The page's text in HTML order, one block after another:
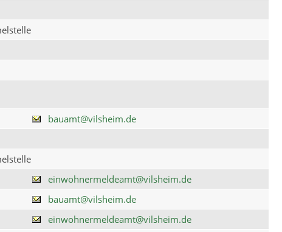
bauamt@vilsheim.de
einwohnermeldeamt@vilsheim.de
bauamt@vilsheim.de
einwohnermeldeamt@vilsheim.de